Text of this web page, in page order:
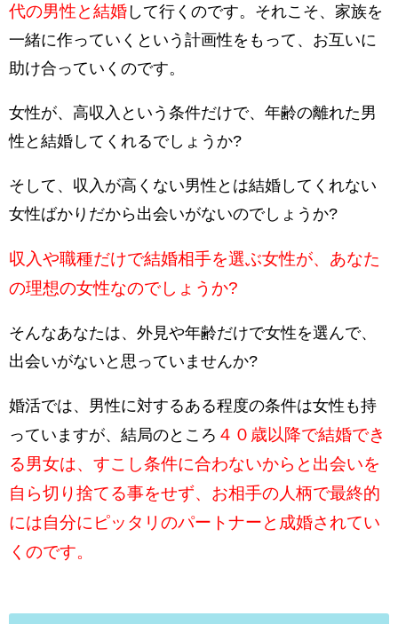
代の男性と結婚 して行くのです。それこそ、家族を
一緒に作っていくという計画性をもって、お互いに
助け合っていくのです。
女性が、高収入という条件だけで、年齢の離れた男
性と結婚してくれるでしょうか?
そして、収入が高くない男性とは結婚してくれない
女性ばかりだから出会いがないのでしょうか?
収入や職種だけで結婚相手を選ぶ女性が、あなた
の理想の女性なのでしょうか?
そんなあなたは、外見や年齢だけで女性を選んで、
出会いがないと思っていませんか?
婚活では、男性に対するある程度の条件は女性も持
っていますが、結局のところ ４０歳以降で結婚でき
る男女は、すこし条件に合わないからと出会いを
自ら切り捨てる事をせず、お相手の人柄で最終的
には自分にピッタリのパートナーと成婚されてい
くのです。